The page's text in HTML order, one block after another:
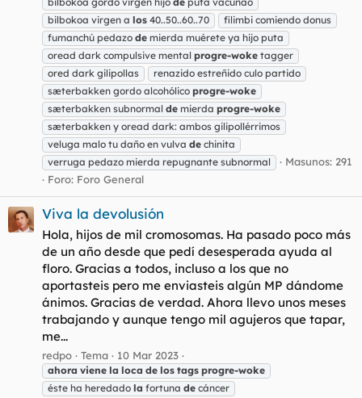
bilbokoa virgen a los 40..50..60..70
filimbi comiendo donus
fumanchú pedazo de mierda muérete ya hijo puta
oread dark compulsive mental progre-woke tagger
ored dark gilipollas
renazido estreñido culo partido
sæterbakken gordo alcohólico progre-woke
sæterbakken subnormal de mierda progre-woke
sæterbakken y oread dark: ambos gilipollérrimos
veluga malo tu daño en vulva de chinita
verruga pedazo mierda repugnante subnormal
Masunos: 291
Foro: Foro General
Viva la devolusión
Hola, hijos de mil cromosomas. Ha pasado poco más
de un año desde que pedí desesperada ayuda al
floro. Gracias a todos, incluso a los que no
aportasteis pero me enviasteis algún MP dándome
ánimos. Gracias de verdad. Ahora llevo unos meses
trabajando y aunque tengo mil agujeros que tapar,
me...
redpo Tema 10 Mar 2023
ahora viene la loca de los tags progre-woke
éste ha heredado la fortuna de cáncer